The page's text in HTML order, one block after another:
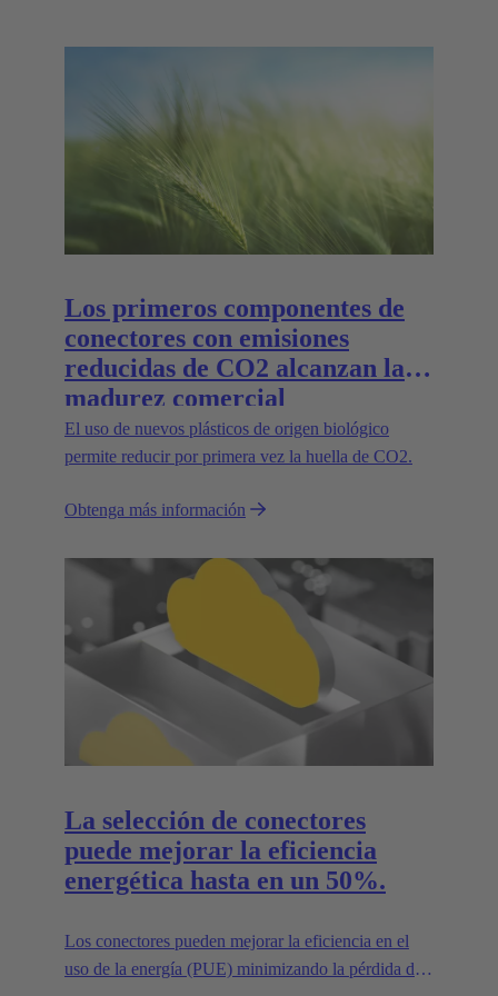
Los primeros componentes de
conectores con emisiones
reducidas de CO2 alcanzan la
madurez comercial
El uso de nuevos plásticos de origen biológico
permite reducir por primera vez la huella de CO2.
Obtenga más información
La selección de conectores
puede mejorar la eficiencia
energética hasta en un 50%.
Los conectores pueden mejorar la eficiencia en el
uso de la energía (PUE) minimizando la pérdida de